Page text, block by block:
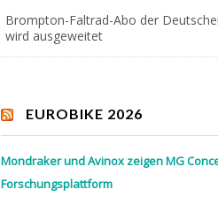
Brompton-Faltrad-Abo der
wird ausgeweitet
EUROBIKE 2026
Mondraker und Avinox zeigen MG
Forschungsplattform